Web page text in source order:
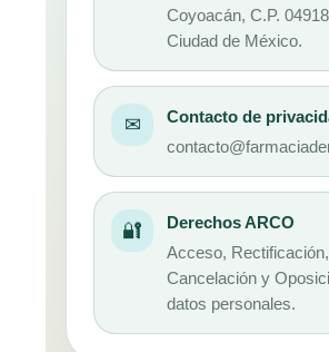
Coyoacán, C.P.
Ciudad de México.
✉ Contacto de
🔐 Derechos ARCO
Acceso, Rectificación,
Cancelación y
datos personales.